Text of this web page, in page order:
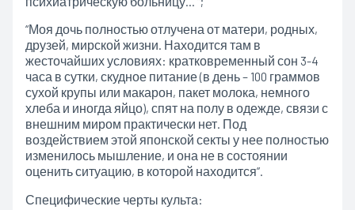
“Моя дочь полностью отлучена от матери, родных,
друзей, мирской жизни. Находится там в
жесточайших условиях: кратковременный сон 3-4
часа в сутки, скудное питание (в день – 100 граммов
сухой крупы или макарон, пакет молока, немного
хлеба и иногда яйцо), спят на полу в одежде, связи с
внешним миром практически нет. Под
воздействием этой японской секты у нее полностью
изменилось мышление, и она не в состоянии
оценить ситуацию, в которой находится”.
Специфические черты культа: